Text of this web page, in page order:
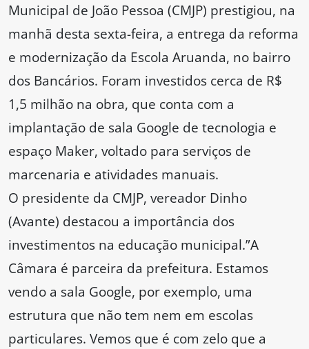
Municipal de João Pessoa (CMJP) prestigiou, na
manhã desta sexta-feira, a entrega da reforma
e modernização da Escola Aruanda, no bairro
dos Bancários. Foram investidos cerca de R$
1,5 milhão na obra, que conta com a
implantação de sala Google de tecnologia e
espaço Maker, voltado para serviços de
marcenaria e atividades manuais.
O presidente da CMJP, vereador Dinho
(Avante) destacou a importância dos
investimentos na educação municipal.”A
Câmara é parceira da prefeitura. Estamos
vendo a sala Google, por exemplo, uma
estrutura que não tem nem em escolas
particulares. Vemos que é com zelo que a